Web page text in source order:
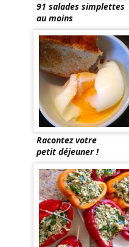
91 salades simplettes
au moins
Racontez votre
petit déjeuner !